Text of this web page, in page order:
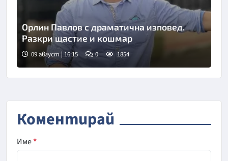
Орлин Павлов с драматична изповед.
Разкри щастие и кошмар
09 август | 16:15 0 1854
Коментирай
Име*